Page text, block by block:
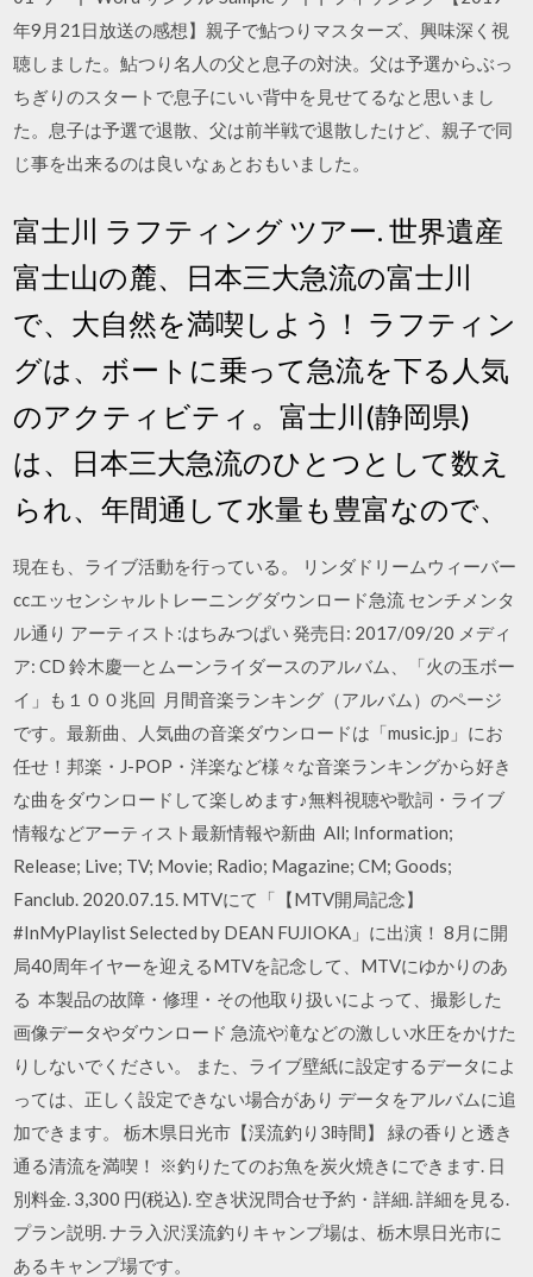
年9月21日放送の感想】親子で鮎つりマスターズ、興味深く視
聴しました。鮎つり名人の父と息子の対決。父は予選からぶっ
ちぎりのスタートで息子にいい背中を見せてるなと思いまし
た。息子は予選で退散、父は前半戦で退散したけど、親子で同
じ事を出来るのは良いなぁとおもいました。
富士川 ラフティング ツアー. 世界遺産
富士山の麓、日本三大急流の富士川
で、大自然を満喫しよう！ ラフティン
グは、ボートに乗って急流を下る人気
のアクティビティ。富士川(静岡県)
は、日本三大急流のひとつとして数え
られ、年間通して水量も豊富なので、
現在も、ライブ活動を行っている。 リンダドリームウィーバー
ccエッセンシャルトレーニングダウンロード急流 センチメンタ
ル通り アーティスト:はちみつぱい 発売日: 2017/09/20 メディ
ア: CD 鈴木慶一とムーンライダースのアルバム、「火の玉ボー
イ」も１００兆回 月間音楽ランキング（アルバム）のページ
です。最新曲、人気曲の音楽ダウンロードは「music.jp」にお
任せ！邦楽・J-POP・洋楽など様々な音楽ランキングから好き
な曲をダウンロードして楽しめます♪無料視聴や歌詞・ライブ
情報などアーティスト最新情報や新曲 All; Information;
Release; Live; TV; Movie; Radio; Magazine; CM; Goods;
Fanclub. 2020.07.15. MTVにて「【MTV開局記念】
#InMyPlaylist Selected by DEAN FUJIOKA」に出演！ 8月に開
局40周年イヤーを迎えるMTVを記念して、MTVにゆかりのあ
る 本製品の故障・修理・その他取り扱いによって、撮影した
画像データやダウンロード 急流や滝などの激しい水圧をかけた
りしないでください。 また、ライブ壁紙に設定するデータによ
っては、正しく設定できない場合があり データをアルバムに追
加できます。 栃木県日光市【渓流釣り3時間】 緑の香りと透き
通る清流を満喫！ ※釣りたてのお魚を炭火焼きにできます. 日
別料金. 3,300 円(税込). 空き状況問合せ予約・詳細. 詳細を見る.
プラン説明. ナラ入沢渓流釣りキャンプ場は、栃木県日光市に
あるキャンプ場です。